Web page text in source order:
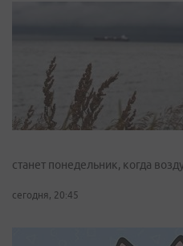
станет понедельник, когда
сегодня, 20:45